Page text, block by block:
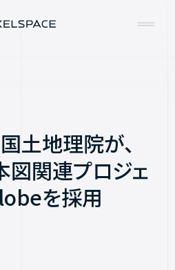
土地理院が、
関連プロジェ
を採用